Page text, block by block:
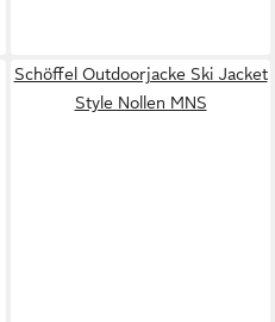
Schöffel Outdoorjacke Ski Jacket
Style Nollen MNS